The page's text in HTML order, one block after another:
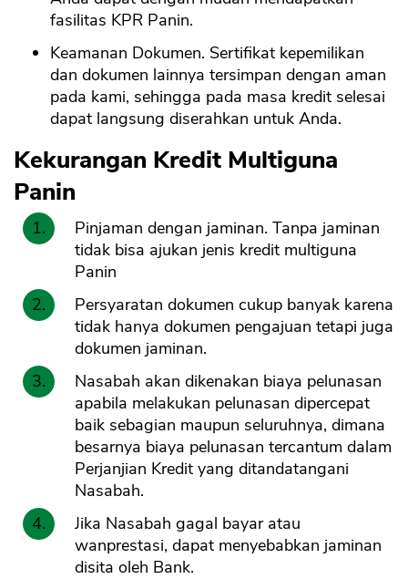
fasilitas KPR Panin.
Keamanan Dokumen. Sertifikat kepemilikan
dan dokumen lainnya tersimpan dengan aman
pada kami, sehingga pada masa kredit selesai
dapat langsung diserahkan untuk Anda.
Kekurangan Kredit Multiguna
Panin
Pinjaman dengan jaminan. Tanpa jaminan
tidak bisa ajukan jenis kredit multiguna
Panin
Persyaratan dokumen cukup banyak karena
tidak hanya dokumen pengajuan tetapi juga
dokumen jaminan.
Nasabah akan dikenakan biaya pelunasan
apabila melakukan pelunasan dipercepat
baik sebagian maupun seluruhnya, dimana
besarnya biaya pelunasan tercantum dalam
Perjanjian Kredit yang ditandatangani
Nasabah.
Jika Nasabah gagal bayar atau
wanprestasi, dapat menyebabkan jaminan
disita oleh Bank.